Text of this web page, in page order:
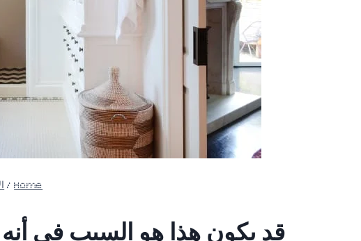
Home
/
قد يكون هذا هو السبب في